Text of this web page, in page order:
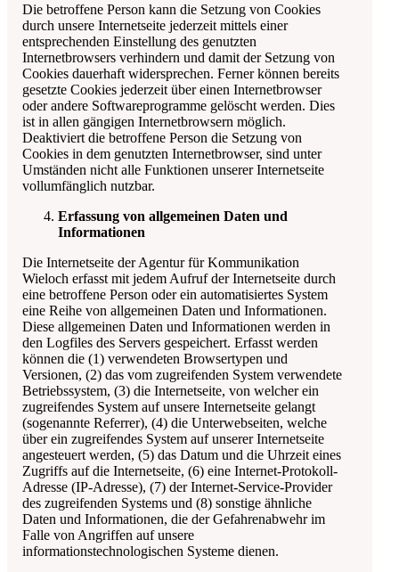
Die betroffene Person kann die Setzung von Cookies
durch unsere Internetseite jederzeit mittels einer
entsprechenden Einstellung des genutzten
Internetbrowsers verhindern und damit der Setzung von
Cookies dauerhaft widersprechen. Ferner können bereits
gesetzte Cookies jederzeit über einen Internetbrowser
oder andere Softwareprogramme gelöscht werden. Dies
ist in allen gängigen Internetbrowsern möglich.
Deaktiviert die betroffene Person die Setzung von
Cookies in dem genutzten Internetbrowser, sind unter
Umständen nicht alle Funktionen unserer Internetseite
vollumfänglich nutzbar.
Erfassung von allgemeinen Daten und
Informationen
Die Internetseite derAgentur für Kommunikation
Wieloch erfasst mit jedem Aufruf der Internetseite durch
eine betroffene Person oder ein automatisiertes System
eine Reihe von allgemeinen Daten und Informationen.
Diese allgemeinen Daten und Informationen werden in
den Logfiles des Servers gespeichert. Erfasst werden
können die (1) verwendeten Browsertypen und
Versionen, (2) das vom zugreifenden System verwendete
Betriebssystem, (3) die Internetseite, von welcher ein
zugreifendes System auf unsere Internetseite gelangt
(sogenannte Referrer), (4) die Unterwebseiten, welche
über ein zugreifendes System auf unserer Internetseite
angesteuert werden, (5) das Datum und die Uhrzeit eines
Zugriffs auf die Internetseite, (6) eine Internet-Protokoll-
Adresse (IP-Adresse), (7) der Internet-Service-Provider
des zugreifenden Systems und (8) sonstige ähnliche
Daten und Informationen, die der Gefahrenabwehr im
Falle von Angriffen auf unsere
informationstechnologischen Systeme dienen.